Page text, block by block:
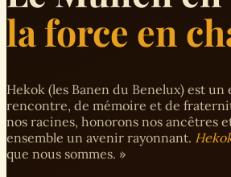
la force en
Hekok (les Banen du Benelux) est un
rencontre, de mémoire et de
nos racines, honorons nos ancêtres
ensemble un avenir rayonnant.
que nous sommes. »